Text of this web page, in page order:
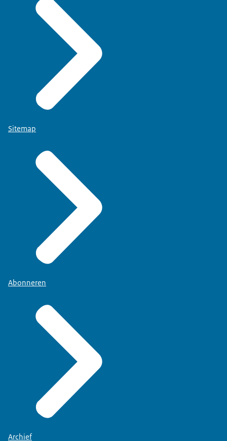
Sitemap
Abonneren
Archief